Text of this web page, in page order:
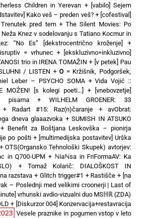
Children in Yerevan + [vabilo] Sejem
Kako veš – preden veš?+ [cofestival]
pred tem+The Silent Movies: Po
Neža Knez v sodelovanju s Tatiano Kocmur in
“No Es” [dekstrocentrično kroženje]
+
= vrhunec+
[ekskluzivno=inkluzivno]
trio in IRENA TOMAŽIN + [v petek] Pau
/ LISTEN +O = Kržišnik, Podgoršek,
Leber – PSYCHO SOMA+Vida Vojić ::
MOŽEN! [s kolegi poeti…]
+
[vnebovzetje]
pisarna+WILHELM GROENER: 33
+ Radart #15: Raz(n)čaranje +avObrat:
dneva glaaazvoka +SUMISH IN ATSUKO
+ Benefit za Boštjana Leskovška – pionirja
po pošti+ [multimedijska postavitev] Urška
OTS(Organsko Tehnološki Skupek) avtorjev:
in Q700-UPM + ℕiaℕsa in FriFormaAV: Ka
+ Tomaž Kolarič: DIALOŠKOST IN
razstava +Glitch trigger#1 + Rastišče + [na
– Poslednji med velikimi croonerji | Last of
vrhunski avdio-vizualni duo MSℍℝ (ZDA)
+ [Diskurzor 004] Konzervacija+restavracija
Vesele praznike in pogumen vstop v leto